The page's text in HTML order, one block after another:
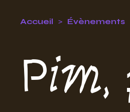
Accueil Évènements
Pim,